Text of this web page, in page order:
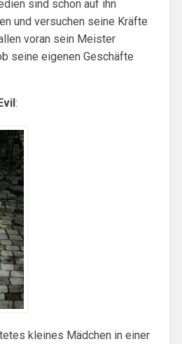
sind schon auf ihn
und versuchen seine Kräfte
voran sein Meister
seine eigenen Geschäfte
:
kleines Mädchen in einer